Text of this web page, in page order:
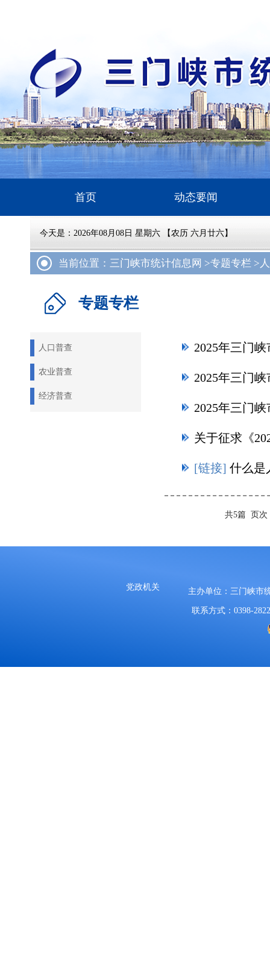
首页 动态要闻
今天是： 2026年08月08日 星期六 【农历 六月廿六】
当前位置：三门峡市统计信息网 >专题专栏 >
专题专栏
人口普查
农业普查
经济普查
[链接] 什么是
共5篇 页
党政机关 主办单位：三门峡市
联系方式：0398-